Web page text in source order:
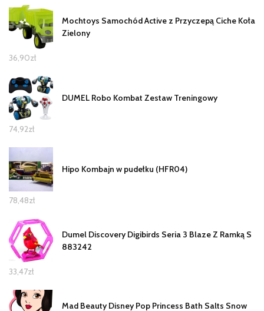
Mochtoys Samochód Active z Przyczepą Ciche Koła
Zielony
36,90zł
DUMEL Robo Kombat Zestaw Treningowy
74,92zł
Hipo Kombajn w pudełku (HFR04)
78,48zł
Dumel Discovery Digibirds Seria 3 Blaze Z Ramką S
883242
33,47zł
Mad Beauty Disney Pop Princess Bath Salts Snow